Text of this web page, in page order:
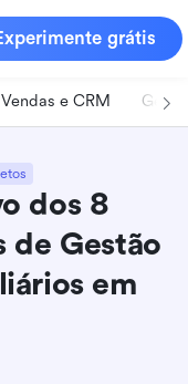
grátis
Vendas e CRM
dos 8
de Gestão
em